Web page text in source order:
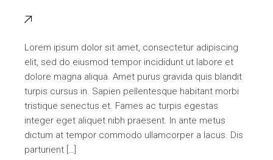
Lorem ipsum dolor sit amet, consectetur adipiscing
elit, sed do eiusmod tempor incididunt ut labore et
dolore magna aliqua. Amet purus gravida quis blandit
turpis cursus in. Sapien pellentesque habitant morbi
tristique senectus et. Fames ac turpis egestas
integer eget aliquet nibh praesent. In ante metus
dictum at tempor commodo ullamcorper a lacus. Dis
parturient […]